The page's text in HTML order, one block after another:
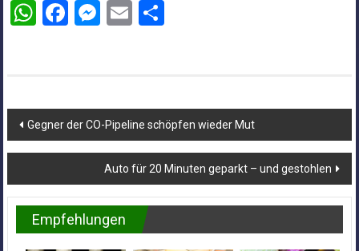
WhatsApp
Facebook
Messenger
EmailTeilen
Beitragsnavigation
Gegner der CO-Pipeline schöpfen wieder Mut
Auto für 20 Minuten geparkt – und gestohlen
Empfehlungen